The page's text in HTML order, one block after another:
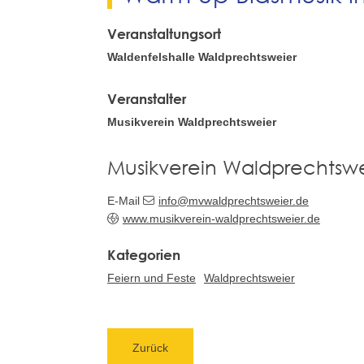
Veranstaltungsort
Waldenfelshalle Waldprechtsweier
Veranstalter
Musikverein Waldprechtsweier
Musikverein
E-Mail
info@mvwaldprechtsweier.de
www.musikverein-waldprechtsweier.de
Feiern und Feste Waldprechtsweier
Zurück